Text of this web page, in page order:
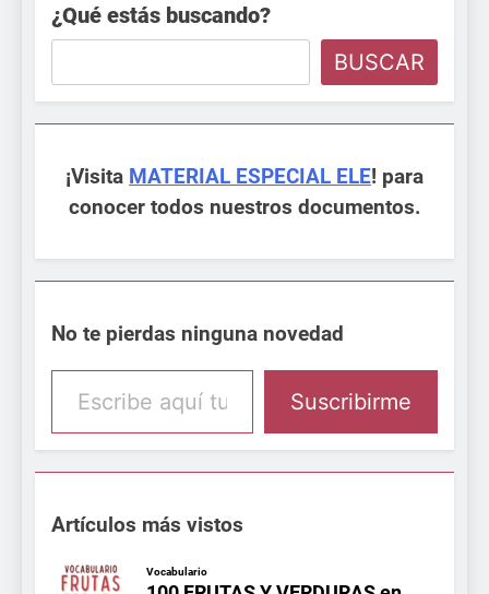
¿Qué estás buscando?
BUSCAR
¡Visita MATERIAL ESPECIAL ELE! para
conocer todos nuestros documentos.
No te pierdas ninguna novedad
Escribe aquí tu email
Suscribirme
Artículos más vistos